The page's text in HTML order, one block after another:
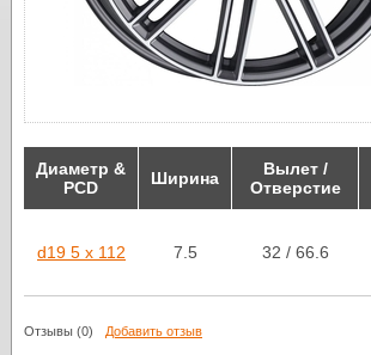
Диаметр &
PCD
Ширина
Вылет /
Отверстие
d19 5 x 112 7.5 32 / 66.6
Отзывы (0) Добавить отзыв